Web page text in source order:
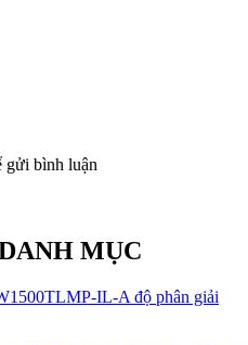
gửi bình luận
MỤC